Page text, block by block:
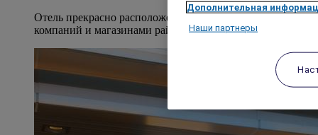
Отель прекрасно расположен рядом с офисами
компаний и магазинами района Умэда.
Дополнительная
Наши партнеры